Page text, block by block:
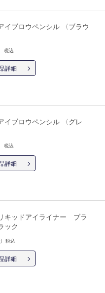
イブロウペンシル 〈ブラウ
税込
詳細
イブロウペンシル 〈グレ
税込
詳細
キッドアイライナー ブラ
ック
税込
詳細